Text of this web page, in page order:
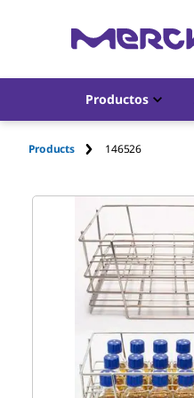
Productos
Products 146526